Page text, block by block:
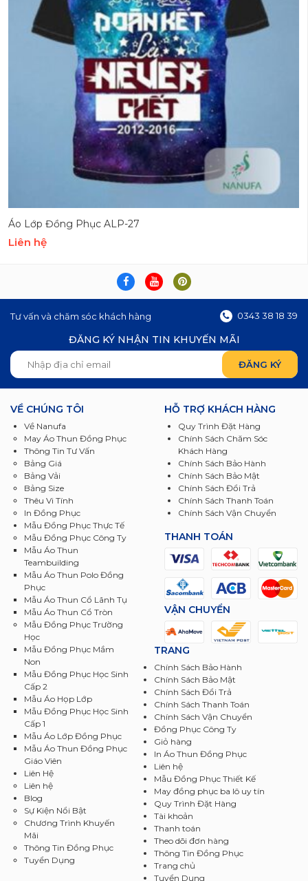
Áo Lớp Đồng Phục ALP-27
Liên hệ
Tư vấn và chăm sóc khách hàng 0343 38 18 39
ĐĂNG KÝ NHẬN TIN KHUYẾN MÃI
VỀ CHÚNG TÔI
Về Nanufa
May Áo Thun Đồng Phục
Thông Tin Tư Vấn
Bảng Giá
Bảng Vải
Bảng Size
Thêu Vi Tính
In Đồng Phục
Mẫu Đồng Phục Thực Tế
Mẫu Đồng Phục Công Ty
Mẫu Áo Thun
Teambuilding
Mẫu Áo Thun Polo Đồng
Phục
Mẫu Áo Thun Cổ Lãnh Tụ
Mẫu Áo Thun Cổ Tròn
Mẫu Đồng Phục Trường
Học
Mẫu Đồng Phục Mầm
Non
Mẫu Đồng Phục Học Sinh
Cấp 2
Mẫu Áo Họp Lớp
Mẫu Đồng Phục Học Sinh
Cấp 1
Mẫu Áo Lớp Đồng Phục
Mẫu Áo Thun Đồng Phục
Giáo Viên
Liên Hệ
Liên hệ
Blog
Sự Kiện Nổi Bật
Chương Trình Khuyến
Mãi
Thông Tin Đồng Phục
Tuyển Dụng
HỖ TRỢ KHÁCH HÀNG
Quy Trình Đặt Hàng
Chính Sách Chăm Sóc
Khách Hàng
Chính Sách Bảo Hành
Chính Sách Bảo Mật
Chính Sách Đổi Trả
Chính Sách Thanh Toán
Chính Sách Vận Chuyển
THANH TOÁN
VẬN CHUYỂN
TRANG
Chính Sách Bảo Hành
Chính Sách Bảo Mật
Chính Sách Đổi Trả
Chính Sách Thanh Toán
Chính Sách Vận Chuyển
Đồng Phục Công Ty
Giỏ hàng
In Áo Thun Đồng Phục
Liên hệ
Mẫu Đồng Phục Thiết Kế
May đồng phục ba lô uy tín
Quy Trình Đặt Hàng
Tài khoản
Thanh toán
Theo dõi đơn hàng
Thông Tin Đồng Phục
Trang chủ
Tuyển Dụng